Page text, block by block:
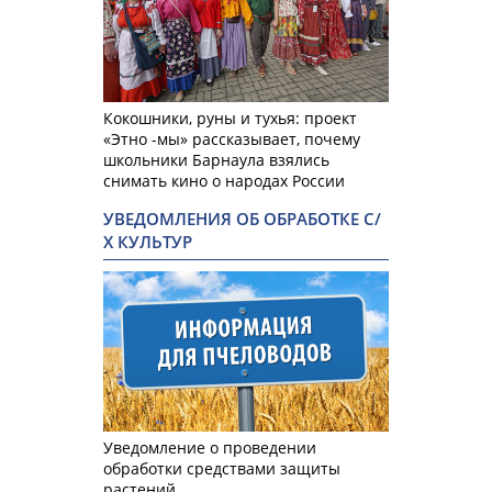
Кокошники, руны и тухья: проект
«Этно -мы» рассказывает, почему
школьники Барнаула взялись
снимать кино о народах России
УВЕДОМЛЕНИЯ ОБ ОБРАБОТКЕ С/
Х КУЛЬТУР
Уведомление о проведении
обработки средствами защиты